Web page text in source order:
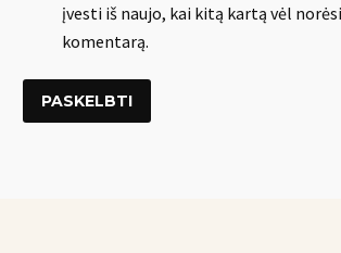
įvesti iš naujo, kai kitą kartą vėl
komentarą.
PASKELBTI